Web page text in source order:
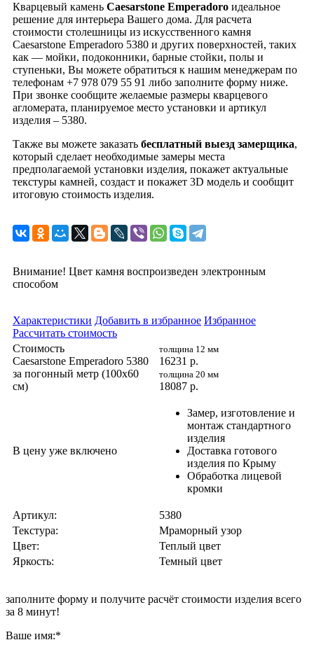
Кварцевый камень Caesarstone Emperadoro идеальное
решение для интерьера Вашего дома. Для расчета
стоимости столешницы из искусственного камня
Caesarstone Emperadoro 5380 и других поверхностей, таких
как — мойки, подоконники, барные стойки, полы и
ступеньки, Вы можете обратиться к нашим менеджерам по
телефонам +7 978 079 55 91 либо заполните форму ниже.
При звонке сообщите желаемые размеры кварцевого
агломерата, планируемое место установки и артикул
изделия – 5380.
Также вы можете заказать бесплатный выезд замерщика,
который сделает необходимые замеры места
предполагаемой установки изделия, покажет актуальные
текстуры камней, создаст и покажет 3D модель и сообщит
итоговую стоимость изделия.
Внимание! Цвет камня воспроизведен электронным
способом
Характеристики Добавить в избранное Избранное
Рассчитать стоимость
Стоимость
Caesarstone Emperadoro 5380
за погонный метр (100x60
cм)
толщина 12 мм
16231 р.
толщина 20 мм
18087 р.
В цену уже включено
Замер, изготовление и
монтаж стандартного
изделия
Доставка готового
изделия по Крыму
Обработка лицевой
кромки
Артикул:
5380
Текстура:
Мраморный узор
Цвет:
Теплый цвет
Яркость:
Темный цвет
заполните форму и получите расчёт стоимости изделия всего
за 8 минут!
Ваше имя:*